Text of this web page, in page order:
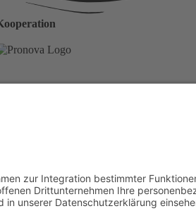
Pflegekasse der Pronova